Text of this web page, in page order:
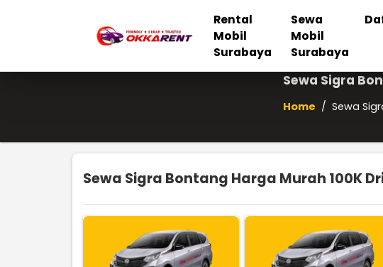
Rental
Mobil
Surabaya
Sewa
Mobil
Surabaya
Sewa Sigra
Home / Sewa
Sewa Sigra Bontang Harga Murah 100K